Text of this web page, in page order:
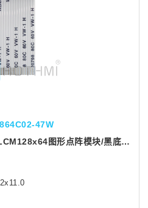
47W
1.7英寸LCD12864液晶屏/LCM128x64图形点阵模块/黑底白字/MCU接口